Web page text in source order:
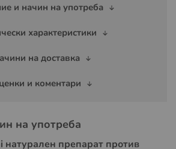
и начин на употреба
характеристики
на доставка
и коментари
на употреба
натурален препарат против